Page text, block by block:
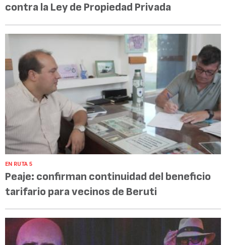
contra la Ley de Propiedad Privada
EN RUTA 5
Peaje: confirman continuidad del beneficio
tarifario para vecinos de Beruti